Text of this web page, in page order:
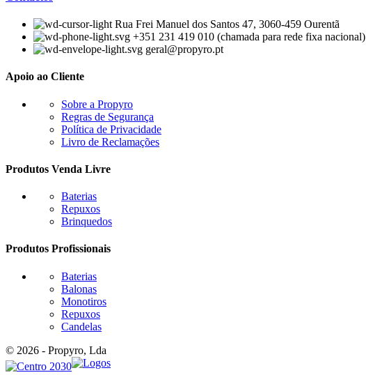
Rua Frei Manuel dos Santos 47, 3060-459 Ourentã​
+351 231 419 010 (chamada para rede fixa nacional)
geral@propyro.pt
Apoio ao Cliente
Sobre a Propyro
Regras de Segurança
Política de Privacidade
Livro de Reclamações
Produtos Venda Livre
Baterias
Repuxos
Brinquedos
Produtos Profissionais
Baterias
Balonas
Monotiros
Repuxos
Candelas
© 2026 - Propyro, Lda